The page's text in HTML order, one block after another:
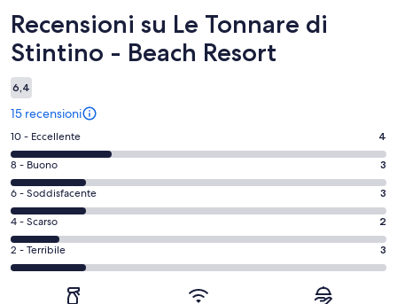
Recensioni
Recensioni su Le Tonnare di
Stintino - Beach Resort
6,4
15 recensioni
Valutazione
di
10
-
Eccellente.
4
su
15
recensioni
10 - Eccellente 4
Valutazione
di
8
-
Buono.
3
8 - Buono 3
Valutazione
di
6
-
Soddisfacente.
6 - Soddisfacente 3
Valutazione
di
4
4 - Scarso 2
Valutazione
di
2 - Terribile 3